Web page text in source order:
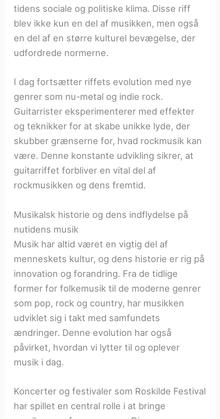
tidens sociale og politiske klima. Disse riff
blev ikke kun en del af musikken, men også
en del af en større kulturel bevægelse, der
udfordrede normerne.
I dag fortsætter riffets evolution med nye
genrer som nu-metal og indie rock.
Guitarrister eksperimenterer med effekter
og teknikker for at skabe unikke lyde, der
skubber grænserne for, hvad rockmusik kan
være. Denne konstante udvikling sikrer, at
guitarriffet forbliver en vital del af
rockmusikken og dens fremtid.
Musikalsk historie og dens indflydelse på
nutidens musik
Musik har altid været en vigtig del af
menneskets kultur, og dens historie er rig på
innovation og forandring. Fra de tidlige
former for folkemusik til de moderne genrer
som pop, rock og country, har musikken
udviklet sig i takt med samfundets
ændringer. Denne evolution har også
påvirket, hvordan vi lytter til og oplever
musik i dag.
Koncerter og festivaler som Roskilde Festival
har spillet en central rolle i at bringe